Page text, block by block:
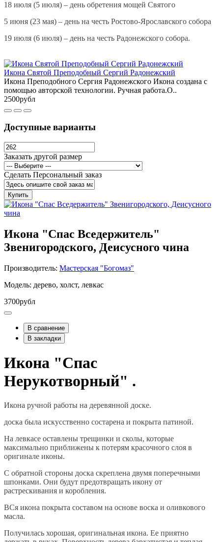
18 июля (5 июля) – день обретения мощей Святого
5 июня (23 мая) – день на честь Ростово-Ярославского собора
19 июля (6 июля) – день на честь Радонежского собора.
Икона Святой Преподобный Сергий Радонежский
Икона Преподобного Сергия Радонежского Икона создана с
помощью авторской технологии. Ручная работа.О..
2500рубл
Доступные варианты
Заказать другой размер
Сделать Персональный заказ
Купить
Икона "Спас Вседержитель"
Звенигородского, Деисусного чина
Производитель: Мастерская "Богомаз"
Модель: дерево, холст, левкас
3700рубл
В сравнение
В закладки
Икона "Спас
Нерукотворный" .
Икона ручной работы на деревянной доске.
доска была искусственно состарена и покрыта патиной.
На левкасе оставлены трещинки и сколы, которые
максимально приближены к потерям красочного слоя в
оригинале иконы.
С обратной стороны доска скреплена двумя поперечными
шпонками. Они будут предотвращать икону от
растрескивания и коробления.
ВСя икона покрыта составом на основе воска и оливкового
масла.
Получилась хорошая, оригинальная икона. Ее приятно